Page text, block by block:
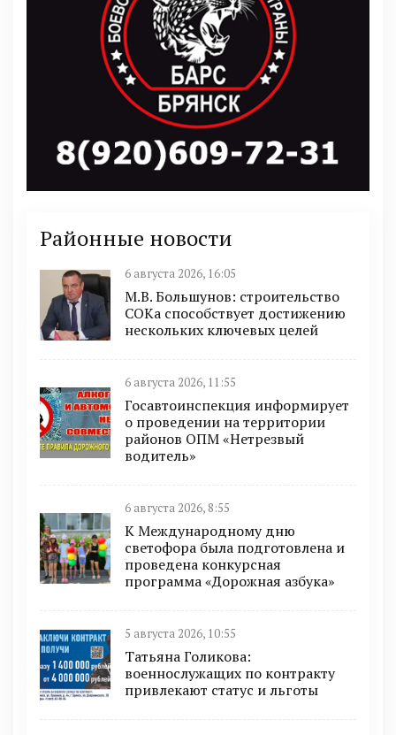
Районные новости
6 августа 2026, 16:05
М.В. Большунов: строительство
СОКа способствует достижению
нескольких ключевых целей
6 августа 2026, 11:55
Госавтоинспекция информирует
о проведении на территории
районов ОПМ «Нетрезвый
водитель»
6 августа 2026, 8:55
К Международному дню
светофора была подготовлена и
проведена конкурсная
программа «Дорожная азбука»
5 августа 2026, 10:55
Татьяна Голикова:
военнослужащих по контракту
привлекают статус и льготы